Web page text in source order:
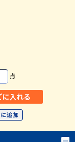
点